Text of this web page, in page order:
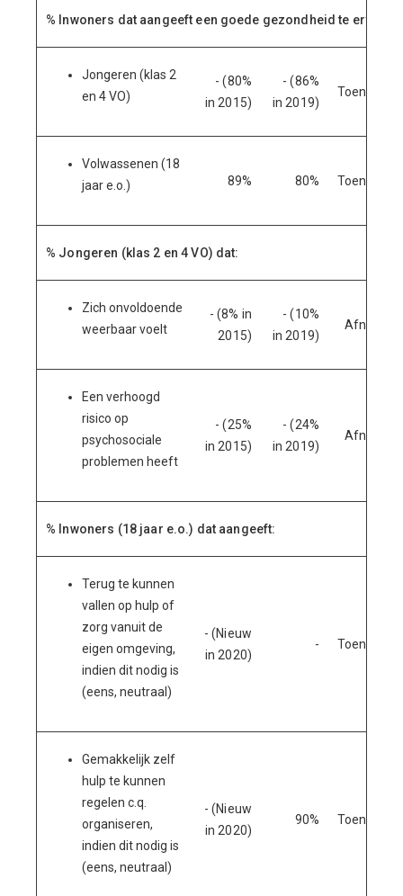
% Inwoners dat aangeeft een goede gezondheid te ervaren:
Jongeren (klas 2
en 4 VO)
- (80%
in 2015)
- (86%
in 2019)
Toename
Volwassenen (18
jaar e.o.)
89% 80% Toename
% Jongeren (klas 2 en 4 VO) dat:
Zich onvoldoende
weerbaar voelt
- (8% in
2015)
- (10%
in 2019)
Afname
Een verhoogd
risico op
psychosociale
problemen heeft
- (25%
in 2015)
- (24%
in 2019)
Afname
% Inwoners (18 jaar e.o.) dat aangeeft:
Terug te kunnen
vallen op hulp of
zorg vanuit de
eigen omgeving,
indien dit nodig is
(eens, neutraal)
- (Nieuw
in 2020)
- Toename
Gemakkelijk zelf
hulp te kunnen
regelen c.q.
organiseren,
indien dit nodig is
(eens, neutraal)
- (Nieuw
in 2020)
90% Toename